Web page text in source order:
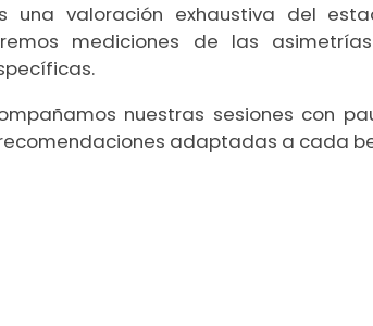
una valoración exhaustiva del
mediciones de las
nuestras sesiones con
adaptadas a cada